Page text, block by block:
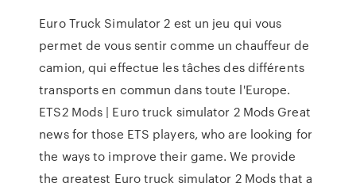
Euro Truck Simulator 2 est un jeu qui vous
permet de vous sentir comme un chauffeur de
camion, qui effectue les tâches des différents
transports en commun dans toute l'Europe.
ETS2 Mods | Euro truck simulator 2 Mods Great
news for those ETS players, who are looking for
the ways to improve their game. We provide
the greatest Euro truck simulator 2 Mods that a